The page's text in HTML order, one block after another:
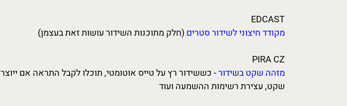
EDCAST
מקודד חיצוני לשידור סטרים (חלק מתוכנות השידור עושות זאת בעצמן)
PIRA CZ
מזהה שקט בשידור- כששידור רץ על טייס אוטומטי, תוכלו לקבל התראה אם ייוצר
שקט, עצירת רשימות ההשמעה ועוד